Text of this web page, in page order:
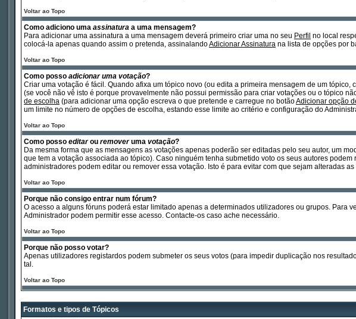
Voltar ao Topo
Como adiciono uma assinatura a uma mensagem?
Para adicionar uma assinatura a uma mensagem deverá primeiro criar uma no seu Perfil no local
colocá-la apenas quando assim o pretenda, assinalandoAdicionar Assinatura na lista de opções por
Voltar ao Topo
Como posso adicionar uma votação?
Criar uma votação é fácil. Quando afixa um tópico novo (ou edita a primeira mensagem de um
(se você não vê isto é porque provavelmente não possui permissão para criar votações ou o tópico
de escolha (para adicionar uma opção escreva o que pretende e carregue no botãoAdicionar opção
um limite no número de opções de escolha, estando esse limite ao critério e configuração do
Voltar ao Topo
Como posso editarou removeruma votação?
Da mesma forma que as mensagens as votações apenas poderão ser editadas pelo seu autor, um
que tem a votação associada ao tópico). Caso ninguém tenha submetido voto os seus autores
administradores podem editar ou remover essa votação. Isto é para evitar com que sejam alteradas
Voltar ao Topo
Porque não consigo entrar num fórum?
O acesso a alguns fóruns poderá estar limitado apenas a determinados utilizadores ou grupos. Para
Administrador podem permitir esse acesso. Contacte-os caso ache necessário.
Voltar ao Topo
Porque não posso votar?
Apenas utilizadores registardos podem submeter os seus votos (para impedir duplicação nos
tal.
Voltar ao Topo
Formatos e tipos de Tópicos